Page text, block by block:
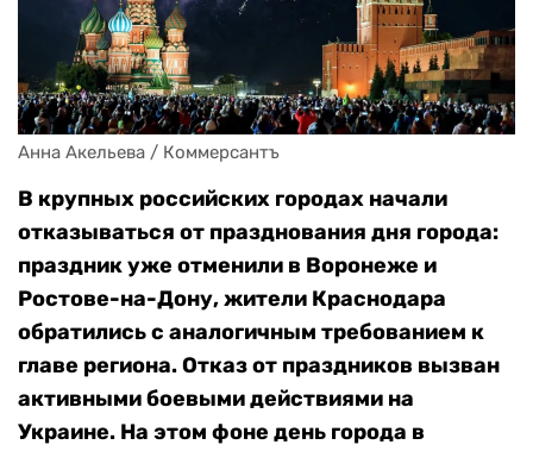
Анна Акельева / Коммерсантъ
В крупных российских городах начали
отказываться от празднования дня города:
праздник уже отменили в Воронеже и
Ростове-на-Дону, жители Краснодара
обратились с аналогичным требованием к
главе региона. Отказ от праздников вызван
активными боевыми действиями на
Украине. На этом фоне день города в